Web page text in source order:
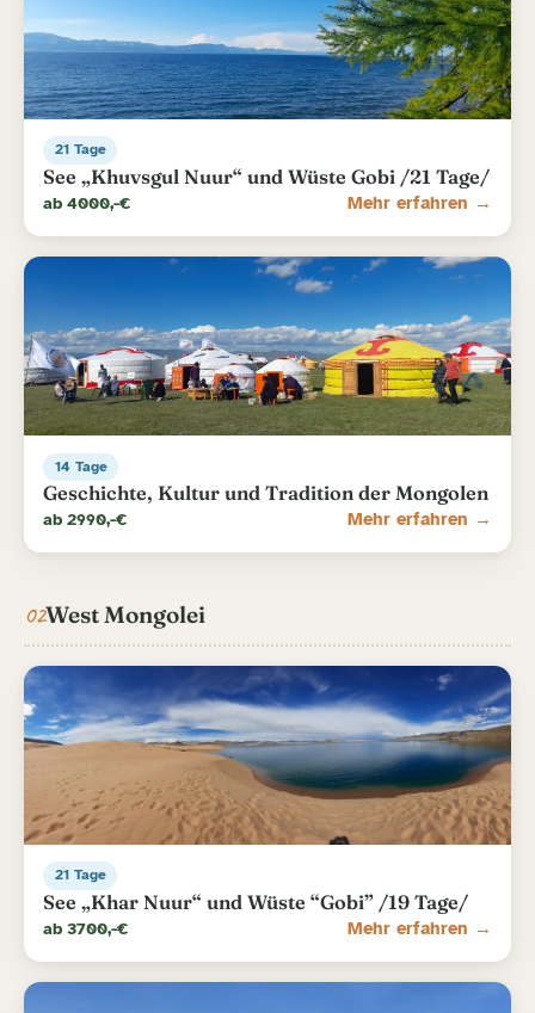
21 Tage
See „Khuvsgul Nuur“ und Wüste Gobi /21 Tage/
ab 4000,-€ Mehr erfahren →
14 Tage
Geschichte, Kultur und Tradition der Mongolen
ab 2990,-€ Mehr erfahren →
02West Mongolei
21 Tage
See „Khar Nuur“ und Wüste “Gobi” /19 Tage/
ab 3700,-€ Mehr erfahren →